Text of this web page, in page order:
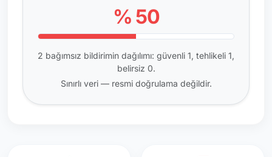
% 50
2 bağımsız bildirimin dağılımı: güvenli 1, tehlikeli 1,
belirsiz 0.
Sınırlı veri — resmi doğrulama değildir.